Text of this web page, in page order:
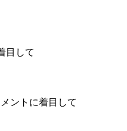
目して
ントに着目して